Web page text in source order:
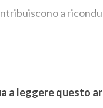
a
a leggere questo